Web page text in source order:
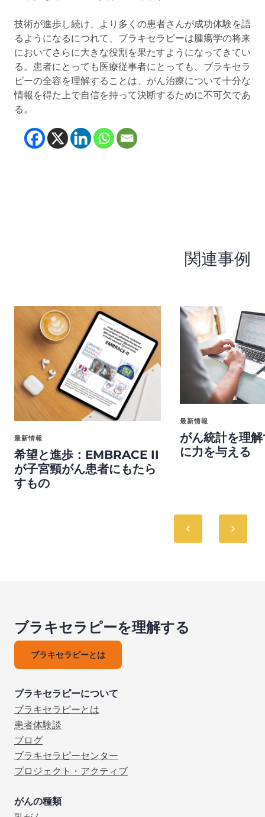
技術が進歩し続け、より多くの患者さんが成功体験を語
るようになるにつれて、ブラキセラピーは腫瘍学の将来
においてさらに大きな役割を果たすようになってきてい
る。患者にとっても医療従事者にとっても、ブラキセラ
ピーの全容を理解することは、がん治療について十分な
情報を得た上で自信を持って決断するために不可欠であ
る。
(opens in new tab)
(opens in new tab)
(opens in new
(opens in new
関連事例
最新情報
希望と進歩：EMBRACE II
が子宮頸がん患者にもたら
すもの
最新情報
がん統計を理
に力を与える
ブラキセラピーを理解する
ブラキセラピーとは
ブラキセラピーについて
ブラキセラピーとは
患者体験談
ブログ
ブラキセラピーセンター
プロジェクト・アクティブ
がんの種類